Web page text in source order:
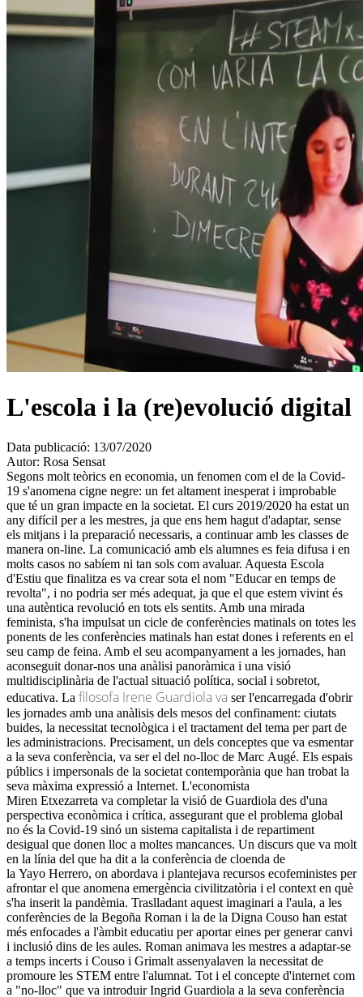
L'escola i la (re)evolució digital
Data publicació: 13/07/2020
Autor: Rosa Sensat
Segons molt teòrics en economia, un fenomen com el de la Covid-
19 s'anomena cigne negre: un fet altament inesperat i improbable
que té un gran impacte en la societat. El curs 2019/2020 ha estat un
any difícil per a les mestres, ja que ens hem hagut d'adaptar, sense
els mitjans i la preparació necessaris, a continuar amb les classes de
manera on-line. La comunicació amb els alumnes es feia difusa i en
molts casos no sabíem ni tan sols com avaluar. Aquesta Escola
d'Estiu que finalitza es va crear sota el nom "Educar en temps de
revolta", i no podria ser més adequat, ja que el que estem vivint és
una autèntica revolució en tots els sentits. Amb una mirada
feminista, s'ha impulsat un cicle de conferències matinals on totes les
ponents de les conferències matinals han estat dones i referents en el
seu camp de feina. Amb el seu acompanyament a les jornades, han
aconseguit donar-nos una anàlisi panoràmica i una visió
multidisciplinària de l'actual situació política, social i sobretot,
educativa. La filosofa Irene Guardiola va ser l'encarregada d'obrir
les jornades amb una anàlisis dels mesos del confinament: ciutats
buides, la necessitat tecnològica i el tractament del tema per part de
les administracions. Precisament, un dels conceptes que va esmentar
a la seva conferència, va ser el del no-lloc de Marc Augé. Els espais
públics i impersonals de la societat contemporània que han trobat la
seva màxima expressió a Internet. L'economista
Miren Etxezarreta va completar la visió de Guardiola des d'una
perspectiva econòmica i crítica, assegurant que el problema global
no és la Covid-19 sinó un sistema capitalista i de repartiment
desigual que donen lloc a moltes mancances. Un discurs que va molt
en la línia del que ha dit a la conferència de cloenda de
la Yayo Herrero, on abordava i plantejava recursos ecofeministes per
afrontar el que anomena emergència civilitzatòria i el context en què
s'ha inserit la pandèmia. Traslladant aquest imaginari a l'aula, a les
conferències de la Begoña Roman i la de la Digna Couso han estat
més enfocades a l'àmbit educatiu per aportar eines per generar canvi
i inclusió dins de les aules. Roman animava les mestres a adaptar-se
a temps incerts i Couso i Grimalt assenyalaven la necessitat de
promoure les STEM entre l'alumnat. Tot i el concepte d'internet com
a "no-lloc" que va introduir Ingrid Guardiola a la seva conferència